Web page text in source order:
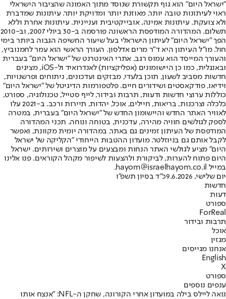
"ישראל היום" הוא גוף תקשורת שנוסד מתוך האמונה שהציבור הישראלי
ראוי לעיתונות טובה יותר, מאוזנת יותר ומדויקת יותר. עיתונות שמדברת
ולא צועקת. עיתונות אמינה, אובייקטיבית ועניינית. עיתונות אחרת וללא
תשלום. המהדורה המודפסת הראשונה פורסמה ב-30 ביולי 2007, וב-2010
הפך "ישראל היום" לעיתון הישראלי בעל שיעור החשיפה הגבוה ביותר בימי
חול. מו"ל העיתון היא ד"ר מרים אדלסון. העורך הראשי הוא עמר לחמנוביץ,
והעורך המייסד הוא עמוס רגב. אתרי האינטרנט של "ישראל היום" בעברית
ובאנגלית, כמו כן היישומונים (אפליקציות) לאנדרואיד ול-iOS, מציגים
חדשות מסביב לשעון, תוכן בלעדי, מבזקים ועדכונים, ניתוחים ופרשנויות,
וידיאו, פודקאסטים ושידורים חיים. פלטפורמות הדיגיטל של "ישראל היום"
כוללות ערוצי חדשות ודעות, תרבות ובידור, לייף סטייל, טכנולוגיה, ספורט,
כלכלה וצרכנות, בריאות, חיילים, אוכל, יהדות, תיירות ורכב. ב-2021 עלו
לאוויר האתר החדש והיישומון החדש של "ישראל היום" בעברית, במטרה
לספק לגולשים חוויה מהירה, עדכנית, בטוחה ונוחה. תכני המהדורה
המודפסת של העיתון זמינים גם באתר, במהדורה יומית מקוונת, ואפשר
לקבל אותם גם בניוזלטר. מועדון ההטבות הייחודי "הקליקה של ישראל
היום" מציע לגולשי האתר הנחות ומבצעים על מוצרים ושירותים. ישראל
היום פתוח להערות, לביקורת ולהצעות לשיפור מקהל הקוראים. פנו אלינו
במייל hayom@israelhayom.co.il.
יום שלישי, 9.6.2026
כ"ד בסיון תשפ"ו
חדשות
דעות
ספורט
ForReal
תרבות ובידור
אוכל
מגזין
אנחנו מגייסים
English
X
ספורט
ענפים נוספים
נואה ליילס בילה במועדון אחרי הקורונה, שחקן ה-NFL: "אנצח אותו